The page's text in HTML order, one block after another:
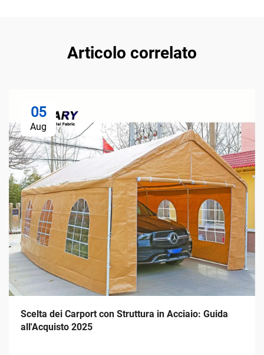
Articolo correlato
05
Aug
Scelta dei Carport con Struttura in Acciaio: Guida
all'Acquisto 2025